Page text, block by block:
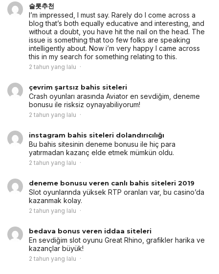
슬롯추천
I’m impressed, I must say. Rarely do I come across a
blog that’s both equally educative and interesting, and
without a doubt, you have hit the nail on the head. The
issue is something that too few folks are speaking
intelligently about. Now i’m very happy I came across
this in my search for something relating to this.
2 tahun yang lalu
çevrim şartsız bahis siteleri
Crash oyunları arasında Aviator en sevdiğim, deneme
bonusu ile risksiz oynayabiliyorum!
2 tahun yang lalu
instagram bahis siteleri dolandırıcılığı
Bu bahis sitesinin deneme bonusu ile hiç para
yatırmadan kazanç elde etmek mümkün oldu.
2 tahun yang lalu
deneme bonusu veren canlı bahis siteleri 2019
Slot oyunlarında yüksek RTP oranları var, bu casino’da
kazanmak kolay.
2 tahun yang lalu
bedava bonus veren iddaa siteleri
En sevdiğim slot oyunu Great Rhino, grafikler harika ve
kazançlar büyük!
2 tahun yang lalu